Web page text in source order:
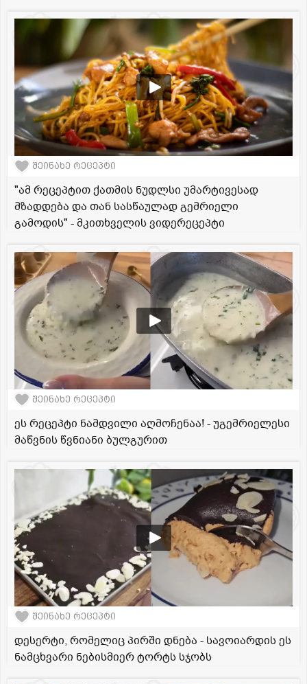
შეინახე რეცეპტი
"ამ რეცეპტით ქათმის ნუდლსი უმარტივესად
მზადდება და თან სასწაულად გემრიელი
გამოდის" - მკითხველის ვიდერეცეპტი
შეინახე რეცეპტი
ეს რეცეპტი ნამდვილი აღმოჩენაა! - უგემრიელესი
მაწვნის წვნიანი ბულგურით
შეინახე რეცეპტი
დესერტი, რომელიც პირში დნება - სავოიარდის ეს
ნამცხვარი ნებისმიერ ტორტს სჯობს